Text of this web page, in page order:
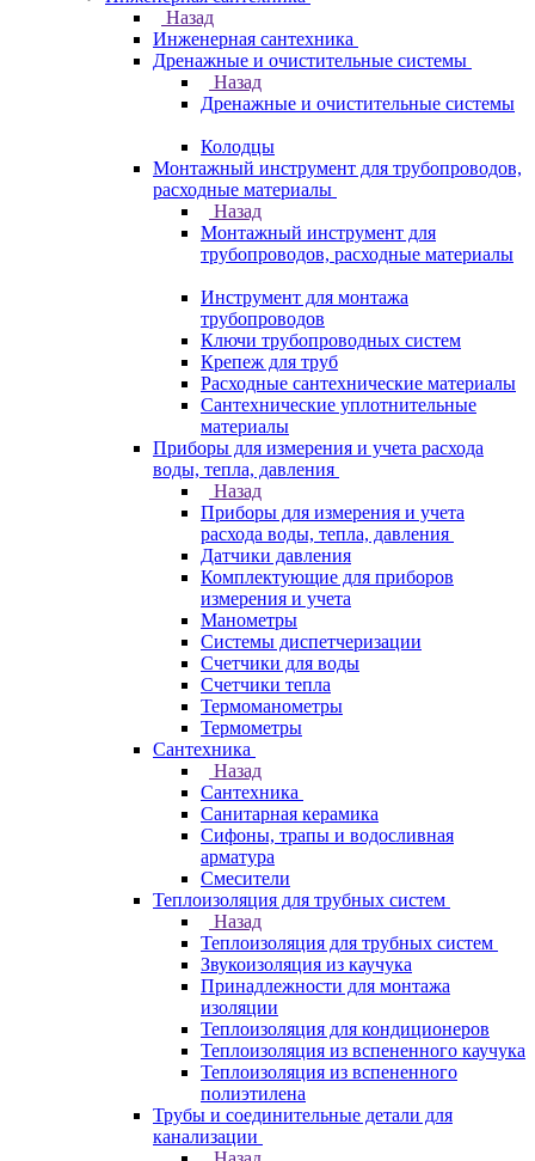
Назад
Инженерная сантехника
Дренажные и очистительные системы
Назад
Дренажные и очистительные системы
Колодцы
Монтажный инструмент для трубопроводов,
расходные материалы
Назад
Монтажный инструмент для
трубопроводов, расходные материалы
Инструмент для монтажа
трубопроводов
Ключи трубопроводных систем
Крепеж для труб
Расходные сантехнические материалы
Сантехнические уплотнительные
материалы
Приборы для измерения и учета расхода
воды, тепла, давления
Назад
Приборы для измерения и учета
расхода воды, тепла, давления
Датчики давления
Комплектующие для приборов
измерения и учета
Манометры
Системы диспетчеризации
Счетчики для воды
Счетчики тепла
Термоманометры
Термометры
Сантехника
Назад
Сантехника
Санитарная керамика
Сифоны, трапы и водосливная
арматура
Смесители
Теплоизоляция для трубных систем
Назад
Теплоизоляция для трубных систем
Звукоизоляция из каучука
Принадлежности для монтажа
изоляции
Теплоизоляция для кондиционеров
Теплоизоляция из вспененного каучука
Теплоизоляция из вспененного
полиэтилена
Трубы и соединительные детали для
канализации